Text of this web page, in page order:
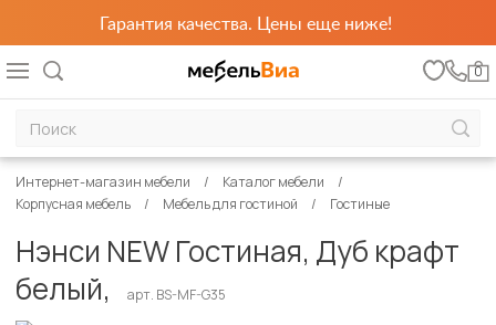
Гарантия качества. Цены еще ниже!
0
Интернет-магазин мебели
Каталог мебели
Корпусная мебель
Мебель для гостиной Гостиные
Нэнси NEW Гостиная, Дуб крафт
белый,
арт. BS-MF-G35